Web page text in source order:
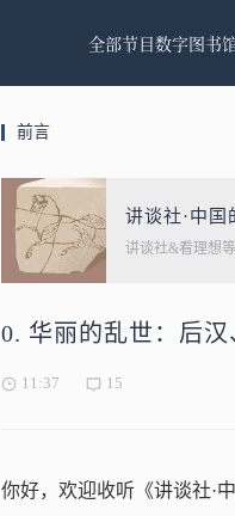
全部节目数字图书
前言
讲谈社·中
讲谈社&看理想等
0. 华丽的乱世：后
11:37 15
你好，欢迎收听《讲谈社·